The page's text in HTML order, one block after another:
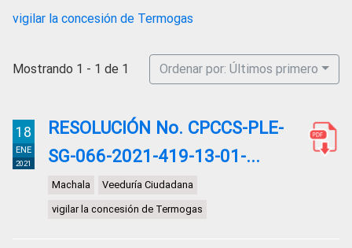
Social
vigilar la concesión de Termogas
Mostrando 1 - 1 de 1 Ordenar por: Últimos primero
18
ENE
2021
RESOLUCIÓN No. CPCCS-PLE-
SG-066-2021-419-13-01-...
Machala Veeduría Ciudadana
vigilar la concesión de Termogas